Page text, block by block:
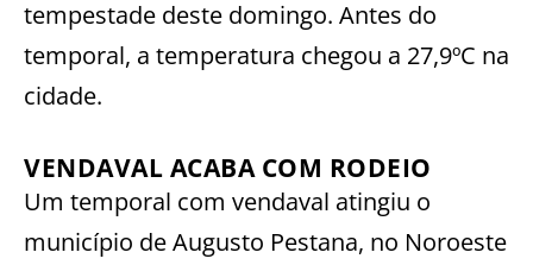
tempestade deste domingo. Antes do
temporal, a temperatura chegou a 27,9ºC na
cidade.
VENDAVAL ACABA COM RODEIO
Um temporal com vendaval atingiu o
município de Augusto Pestana, no Noroeste